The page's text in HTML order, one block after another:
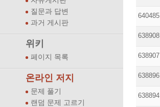
질문과 답변
과거 게시판
위키
페이지 목록
온라인 저지
문제 풀기
랜덤 문제 고르기
640485
638908
638907
638896
638894